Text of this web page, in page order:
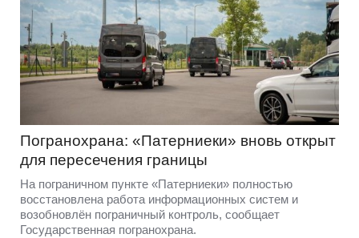
Погранохрана: «Патерниеки» вновь открыт
для пересечения границы
На пограничном пункте «Патерниеки» полностью
восстановлена работа информационных систем и
возобновлён пограничный контроль, сообщает
Государственная погранохрана.